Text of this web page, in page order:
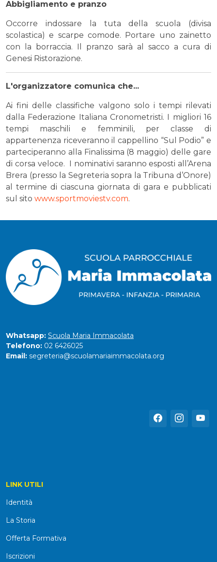
Abbigliamento e pranzo
Occorre indossare la tuta della scuola (divisa
scolastica) e scarpe comode. Portare uno zainetto
con la borraccia. Il pranzo sarà al sacco a cura di
Genesi Ristorazione.
L'organizzatore comunica che...
Ai fini delle classifiche valgono solo i tempi rilevati
dalla Federazione Italiana Cronometristi. I migliori 16
tempi maschili e femminili, per classe di
appartenenza riceveranno il cappellino “Sul Podio” e
parteciperanno alla Finalissima (8 maggio) delle gare
di corsa veloce. I nominativi saranno esposti all’Arena
Brera (presso la Segreteria sopra la Tribuna d’Onore)
al termine di ciascuna giornata di gara e pubblicati
sul sito www.sportmoviestv.com.
Whatsapp: Scuola Maria Immacolata
Telefono: 02 6426025
Email: segreteria@scuolamariaimmacolata.org
LINK UTILI
Identità
La Storia
Offerta Formativa
Iscrizioni